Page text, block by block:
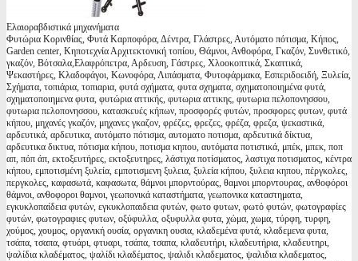
Ελαιοραβδιστικά μηχανήματα
Φυτώρια Κορινθίας, Φυτά Καρποφόρα, Δέντρα, Γλάστρες, Αυτόματο πότισμα, Κήπος,
Garden center, Κηποτεχνία Αρχιτεκτονική τοπίου, Θάμνοι, Ανθοφόρα, Γκαζόν, Συνθετικό,
γκαζόν, Βότσαλα,Ελαφρόπετρα, Αρδευση, Γάστρες, Χλοοκοπτικά, Σκαπτικά,
Ψεκαστήρες, Κλαδοφάγοι, Κωνοφόρα, Λιπάσματα, Φυτοφάρμακα, Εσπεριδοειδή, Ξυλεία,
Σχήματα, τοπιάρια, τοπιαρια, φυτά σχήματα, φυτα σχηματα, σχηματοποιημένα φυτά,
σχηματοποιημενα φυτα, φυτώρια αττικής, φυτωρια αττικης, φυτωρια πελοπονησσου,
φυτωρια πελοπονησσου, κατασκευές κήπων, προσφορές φυτών, προσφορες φυτων, φυτά
κήπου, μηχανές γκαζόν, μηχανες γκαζον, φρέζες, φρεζες, φρέζα, φρεζα, ψεκαστικά,
αρδευτικά, αρδευτικα, αυτόματο πότισμα, αυτοματο ποτισμα, αρδευτικά δίκτυα,
αρδευτικα δικτυα, πότισμα κήπου, ποτισμα κηπου, αυτόματα ποτιστικά, μπέκ, μπεκ, ποπ
απ, πόπ άπ, εκτοξευτήρες, εκτοξευτηρες, λάστιχα ποτίσματος, λαστιχα ποτισματος, κέντρα
κήπου, εμποτισμένη ξυλεία, εμποτισμενη ξυλεια, ξυλεία κήπου, ξυλεια κηπου, πέργκολες,
περγκολες, καφασωτά, καφασωτα, θάμνοι μπορντούρας, θαμνοι μπορντουρας, ανθοφόροι
θάμνοι, ανθοφοροι θαμνοι, γεωπονικά καταστήματα, γεωπονικα καταστηματα,
εγκυκλοπαίδεια φυτών, εγκυκλοπαιδεια φυτών, φωτο φυτων, φωτό φυτών, φωτογραφίες
φυτών, φωτογραφιες φυτων, οξύφυλλα, οξυφυλλα φυτα, χώμα, χωμα, τύρφη, τυρφη,
χούμος, χουμος, οργανική ουσία, οργανικη ουσια, κλαδεμένα φυτά, κλαδεμενα φυτα,
τσάπα, τσαπα, φτυάρι, φτυαρι, τσάπα, τσαπα, κλαδευτήρι, κλαδευτήρια, κλαδευτηρι,
ψαλίδια κλαδέματος, ψαλίδι κλαδέματος, ψαλιδι κλαδεματος, ψαλιδια κλαδεματος,